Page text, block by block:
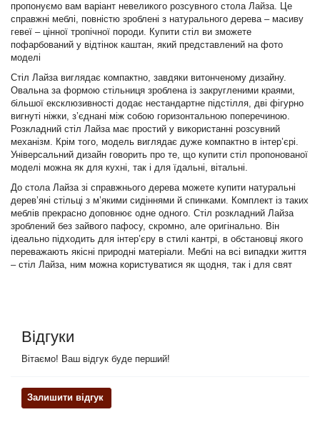
пропонуємо вам варіант невеликого розсувного стола Лайза. Це
справжні меблі, повністю зроблені з натурального дерева – масиву
гевеї – цінної тропічної породи. Купити стіл ви зможете
пофарбований у відтінок каштан, який представлений на фото
моделі
Стіл Лайза виглядає компактно, завдяки витонченому дизайну.
Овальна за формою стільниця зроблена із закругленими краями,
більшої ексклюзивності додає нестандартне підстілля, дві фігурно
вигнуті ніжки, з’єднані між собою горизонтальною поперечиною.
Розкладний стіл Лайза має простий у використанні розсувний
механізм. Крім того, модель виглядає дуже компактно в інтер’єрі.
Універсальний дизайн говорить про те, що купити стіл пропонованої
моделі можна як для кухні, так і для їдальні, вітальні.
До стола Лайза зі справжнього дерева можете купити натуральні
дерев’яні стільці з м’якими сидіннями й спинками. Комплект із таких
меблів прекрасно доповнює одне одного. Стіл розкладний Лайза
зроблений без зайвого пафосу, скромно, але оригінально. Він
ідеально підходить для інтер’єру в стилі кантрі, в обстановці якого
переважають якісні природні матеріали. Меблі на всі випадки життя
– стіл Лайза, ним можна користуватися як щодня, так і для свят
Відгуки
Вітаємо! Ваш відгук буде перший!
Залишити відгук